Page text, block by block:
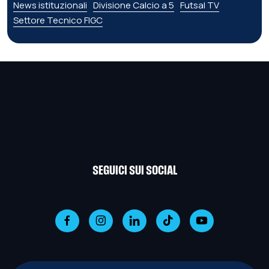
News istituzionali Divisione Calcio a 5 Futsal TV
Settore Tecnico FIGC
SEGUICI SUI SOCIAL